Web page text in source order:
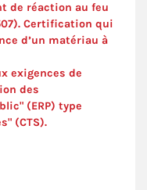
de réaction au feu
Certification qui
d’un matériau à
exigences de
des
(ERP) type
(CTS).